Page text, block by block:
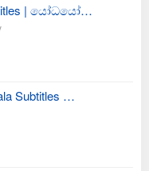
| යෝධයෝ…
Subtitles …